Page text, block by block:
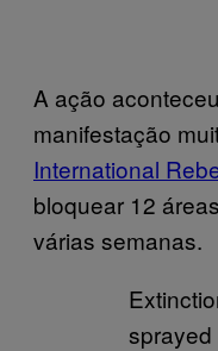
A ação
manifestação
International
bloquear 12
várias semanas.
sprayed